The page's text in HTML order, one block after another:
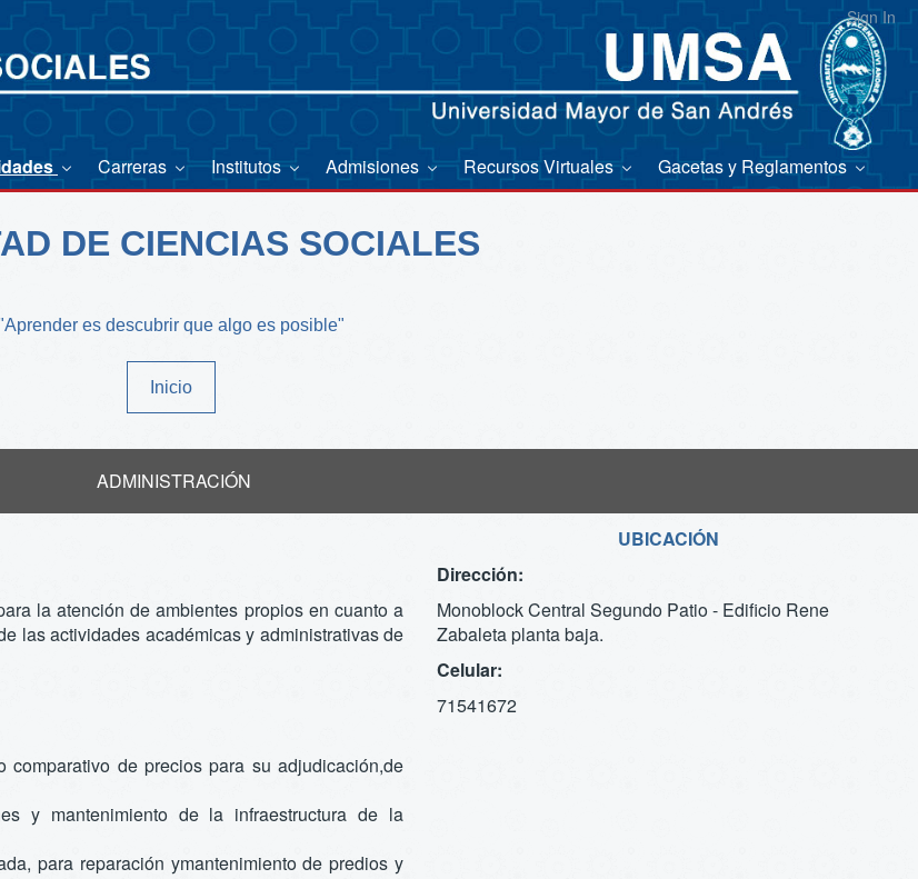
Sign In
Carreras Institutos Admisiones Recursos Virtuales Gacetas y Reglamentos
DE CIENCIAS SOCIALES
es descubrir que algo es posible"
Inicio
ADMINISTRACIÓN
la atención de ambientes propios en cuanto a
las actividades académicas y administrativas de
de precios para su adjudicación,de
y mantenimiento de la infraestructura de la
para reparación ymantenimiento de predios y
UBICACIÓN
Dirección:
Monoblock Central Segundo Patio - Edificio Rene
Zabaleta planta baja.
Celular:
71541672